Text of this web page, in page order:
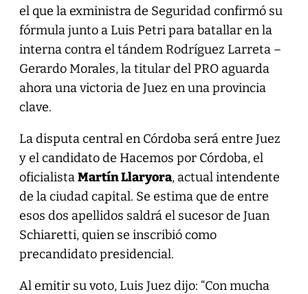
el que la exministra de Seguridad confirmó su
fórmula junto a Luis Petri para batallar en la
interna contra el tándem Rodríguez Larreta –
Gerardo Morales, la titular del PRO aguarda
ahora una victoria de Juez en una provincia
clave.
La disputa central en Córdoba será entre Juez
y el candidato de Hacemos por Córdoba, el
oficialistaMartín Llaryora, actual intendente
de la ciudad capital. Se estima que de entre
esos dos apellidos saldrá el sucesor de Juan
Schiaretti, quien se inscribió como
precandidato presidencial.
Al emitir su voto, Luis Juez dijo: “Con mucha